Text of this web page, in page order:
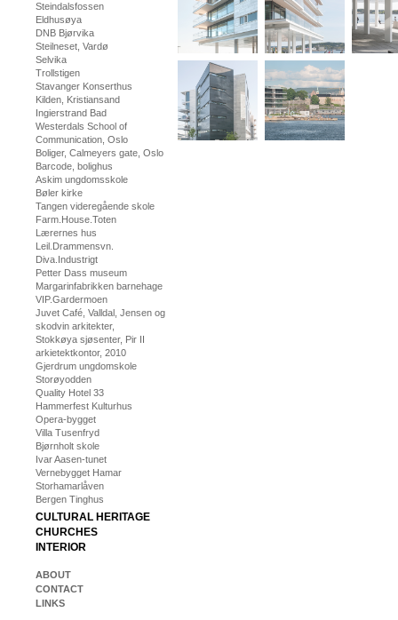
Steindalsfossen
Eldhusøya
DNB Bjørvika
Steilneset, Vardø
Selvika
Trollstigen
Stavanger Konserthus
Kilden, Kristiansand
Ingierstrand Bad
Westerdals School of
Communication, Oslo
Boliger, Calmeyers gate, Oslo
Barcode, bolighus
Askim ungdomsskole
Bøler kirke
Tangen videregående skole
Farm.House.Toten
Lærernes hus
Leil.Drammensvn.
Diva.Industrigt
Petter Dass museum
Margarinfabrikken barnehage
VIP.Gardermoen
Juvet Café, Valldal, Jensen og
skodvin arkitekter,
Stokkøya sjøsenter, Pir II
arkietektkontor, 2010
Gjerdrum ungdomskole
Storøyodden
Quality Hotel 33
Hammerfest Kulturhus
Opera-bygget
Villa Tusenfryd
Bjørnholt skole
Ivar Aasen-tunet
Vernebygget Hamar
Storhamarlåven
Bergen Tinghus
CULTURAL HERITAGE
CHURCHES
INTERIOR
ABOUT
CONTACT
LINKS